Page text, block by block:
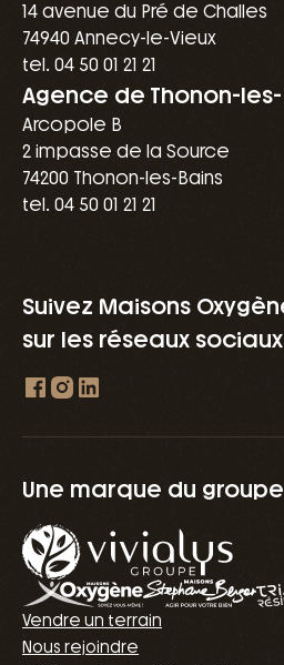
14 avenue du Pré de Challes
74940 Annecy-le-Vieux
tel. 04 50 01 21 21
Agence de Thonon-
Arcopole B
2 impasse de la Source
74200 Thonon-les-Bains
tel. 04 50 01 21 21
Suivez Maisons
sur les réseaux sociaux
Une marque du
Vendre un terrain
Nous rejoindre